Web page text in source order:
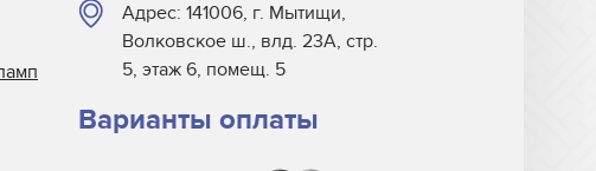
Адрес: 141006, г. Мытищи,
Волковское ш., влд. 23А, стр.
5, этаж 6, помещ. 5
Варианты оплаты